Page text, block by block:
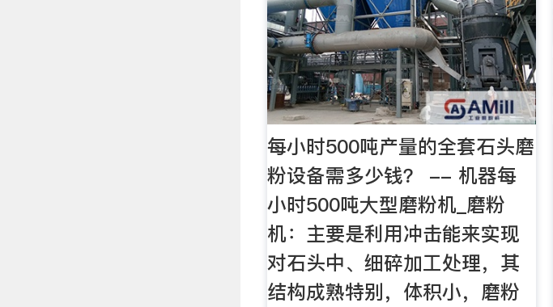
每小时500吨产量的全套石头磨
粉设备需多少钱？ -- 机器每
小时500吨大型磨粉机_磨粉
机：主要是利用冲击能来实现
对石头中、细碎加工处理，其
结构成熟特别，体积小，磨粉